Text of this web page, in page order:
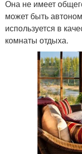
Она не имеет
может быть
используется в
комнаты отдыха.